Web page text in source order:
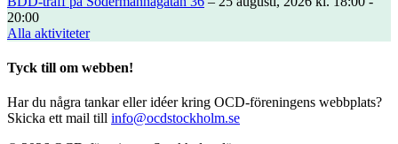
20:00
Alla aktiviteter
Tyck till om webben!
Har du några tankar eller idéer kring OCD-föreningens webbplats?
Skicka ett mail till info@ocdstockholm.se